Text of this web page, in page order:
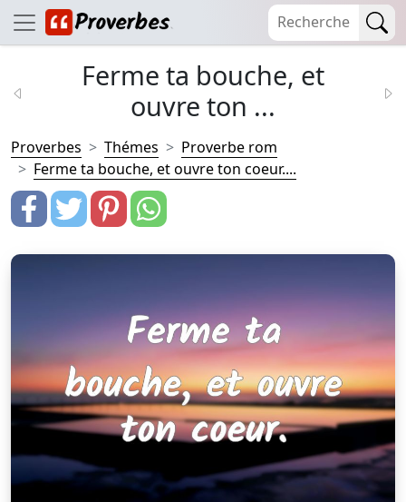
Ferme ta bouche, et
ouvre ton ...
Proverbes Thémes
Proverbe rom
Ferme ta bouche, et ouvre ton coeur....